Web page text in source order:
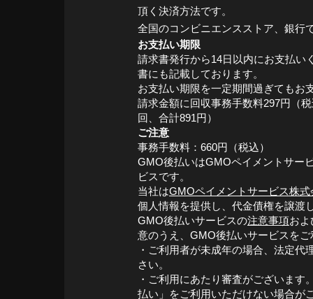
頂く決済方法です。
全国のコンビニエンスストア、銀行
お支払い期限
請求書発行から14日以内にお支払い
書にも記載しております。
お支払い期限を一定期間過ぎてもお
請求金額に回収事務手数料297円（
回、合計891円）
ご注意
事務手数料：660円（税込）
GMO後払いはGMOペイメントサー
ビスです。
当社はGMOペイメントサービス株式
個人情報を提供し、代金債権を譲渡
GMO後払いサービスの注意事項およ
意のうえ、GMO後払いサービスを
・ご利用者が未成年の場合、法定代
さい。
・ご利用にあたり審査がございま
払い」をご利用いただけない場合が